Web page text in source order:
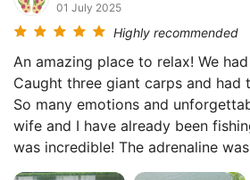
01 July 2025
Highly recommended
An amazing place to relax! We
Caught three giant carps and had
So many emotions and
wife and I have already been
was incredible! The adrenaline
Huge thanks to the organizers for